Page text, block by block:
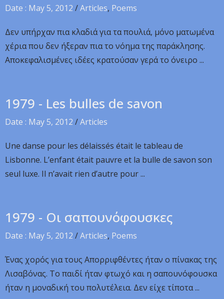
Date : May 5, 2012 /Articles, Poems
Δεν υπήρχαν πια κλαδιά για τα πουλιά, μόνο ματωμένα
χέρια που δεν ήξεραν πια το νόημα της παράκλησης.
Αποκεφαλισμένες ιδέες κρατούσαν γερά το όνειρο ...
1979 - Les bulles de savon
Date : May 5, 2012 /Articles
Une danse pour les délaissés était le tableau de
Lisbonne. L’enfant était pauvre et la bulle de savon son
seul luxe. Il n’avait rien d’autre pour ...
1979 - Οι σαπουνόφουσκες
Date : May 5, 2012 /Articles, Poems
Ένας χορός για τους Απορριφθέντες ήταν ο πίνακας της
Λισαβόνας. Το παιδί ήταν φτωχό και η σαπουνόφουσκα
ήταν η μοναδική του πολυτέλεια. Δεν είχε τίποτα ...